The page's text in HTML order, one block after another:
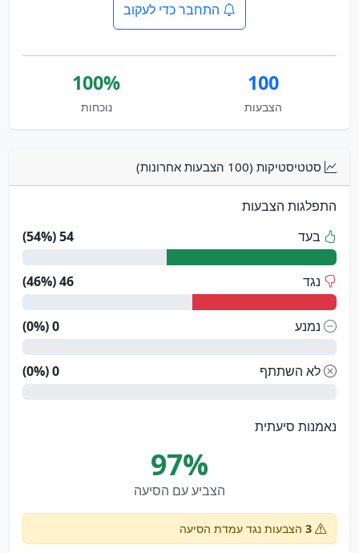
התחבר כדי לעקוב
100
הצבעות
100%
נוכחות
סטטיסטיקות (100 הצבעות אחרונות)
התפלגות הצבעות
בעד
54 (54%)
נגד 46 (46%)
נמנע 0 (0%)
לא השתתף 0 (0%)
נאמנות סיעתית
97%
הצביע עם הסיעה
3 הצבעות נגד עמדת הסיעה